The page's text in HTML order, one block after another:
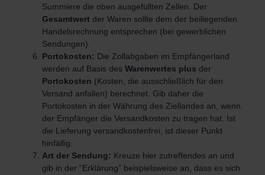
Summiere die oben ausgefüllten Zellen. Der
Gesamtwert der Waren sollte dem der beiliegenden
Handelsrechnung entsprechen (bei gewerblichen
Sendungen).
Portokosten: Die Zollabgaben im Empfängerland
werden auf Basis des Warenwertes plus der
Portokosten (Kosten, die ausschließlich für den
Versand anfallen) berechnet. Gib daher die
Portokosten in der Währung des Ziellandes an, wenn
der Empfänger die Versandkosten zu tragen hat. Ist
die Lieferung versandkostenfrei, ist dieser Punkt
hinfällig.
Art der Sendung: Kreuze hier zutreffendes an und
gib in der “Erklärung” beispielsweise an, dass es sich